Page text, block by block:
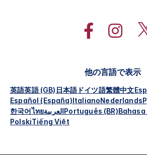
他の言語で表示
英語英語 (GB) 日本語 ドイツ語繁體中文
Español (España)ItalianoNederlands
한국어ไทยالعربيةPortuguês (BR)
PolskiTiếng Việt